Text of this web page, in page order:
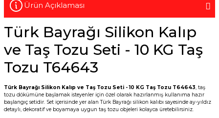
Ürün Açıklaması
Türk Bayrağı Silikon Kalıp
ve Taş Tozu Seti - 10 KG Taş
Tozu T64643
Türk Bayrağı Silikon Kalıp ve Taş Tozu Seti - 10 KG Taş Tozu T64643, taş
tozu dökümüne başlamak isteyenler için özel olarak hazırlanmış kullanıma hazır
başlangıç setidir. Set içerisinde yer alan Türk Bayrağı silikon kalıbı sayesinde ay-yıldız
detaylı, dekoratif ve boyamaya uygun taş tozu objeleri kolayca üretebilirsiniz.